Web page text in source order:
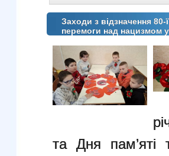
Заходи з відзначення
перемоги над нацизмом
та Дня